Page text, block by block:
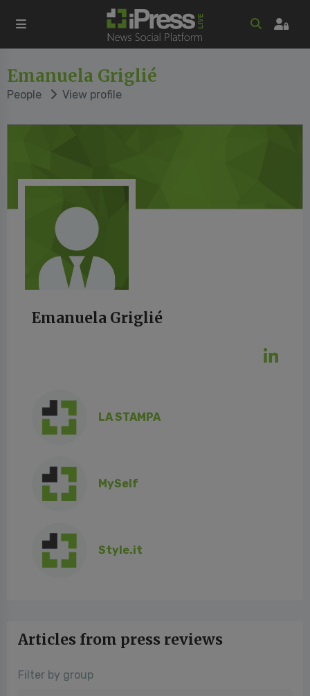
Emanuela Griglié
People View profile
Emanuela Griglié
LA STAMPA
MySelf
Style.it
Articles from press reviews
Filter by group